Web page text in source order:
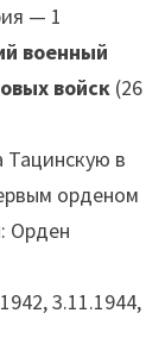
— 1
военный
войск (26
Тацинскую в
орденом
Орден
3.11.1944,